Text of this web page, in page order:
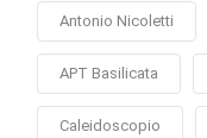
Antonio Nicoletti
APT Basilicata
Caleidoscopio